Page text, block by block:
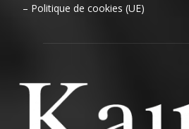
– Politique de cookies (UE)